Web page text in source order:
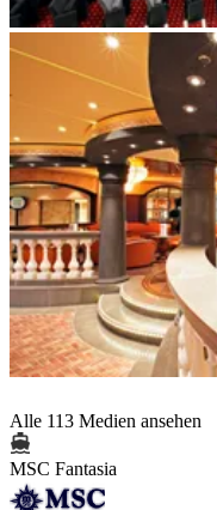
Alle 113 Medien ansehen
MSC Fantasia